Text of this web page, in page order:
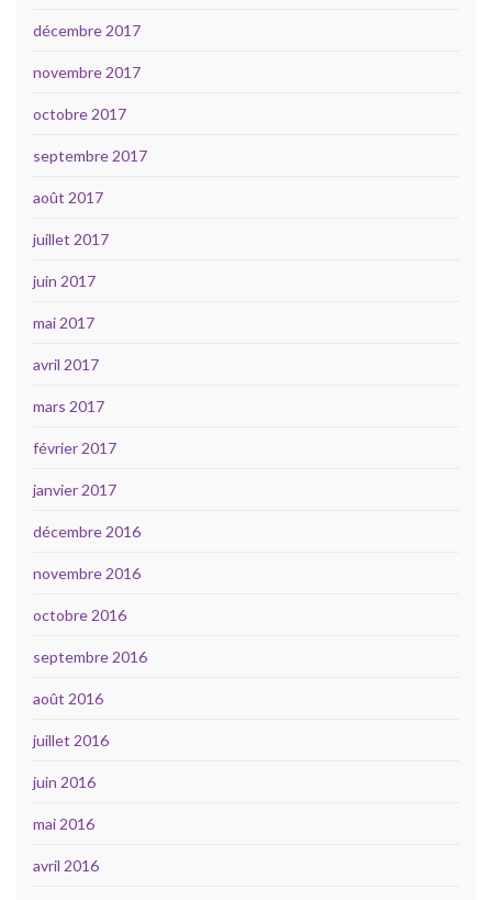
décembre 2017
novembre 2017
octobre 2017
septembre 2017
août 2017
juillet 2017
juin 2017
mai 2017
avril 2017
mars 2017
février 2017
janvier 2017
décembre 2016
novembre 2016
octobre 2016
septembre 2016
août 2016
juillet 2016
juin 2016
mai 2016
avril 2016